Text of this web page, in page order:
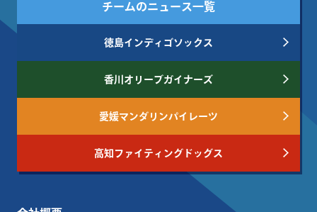
チームのニュース一覧
徳島インディゴソックス
香川オリーブガイナーズ
愛媛マンダリンパイレーツ
高知ファイティングドッグス